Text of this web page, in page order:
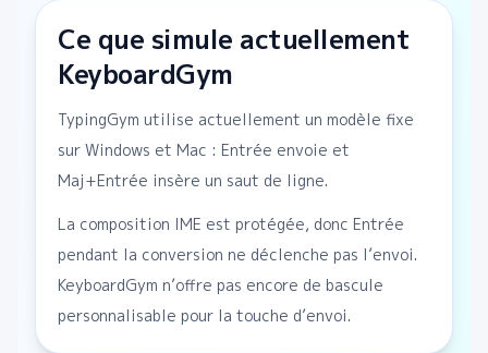
Ce que simule actuellement
KeyboardGym
TypingGym utilise actuellement un modèle fixe
sur Windows et Mac : Entrée envoie et
Maj+Entrée insère un saut de ligne.
La composition IME est protégée, donc Entrée
pendant la conversion ne déclenche pas l’envoi.
KeyboardGym n’offre pas encore de bascule
personnalisable pour la touche d’envoi.